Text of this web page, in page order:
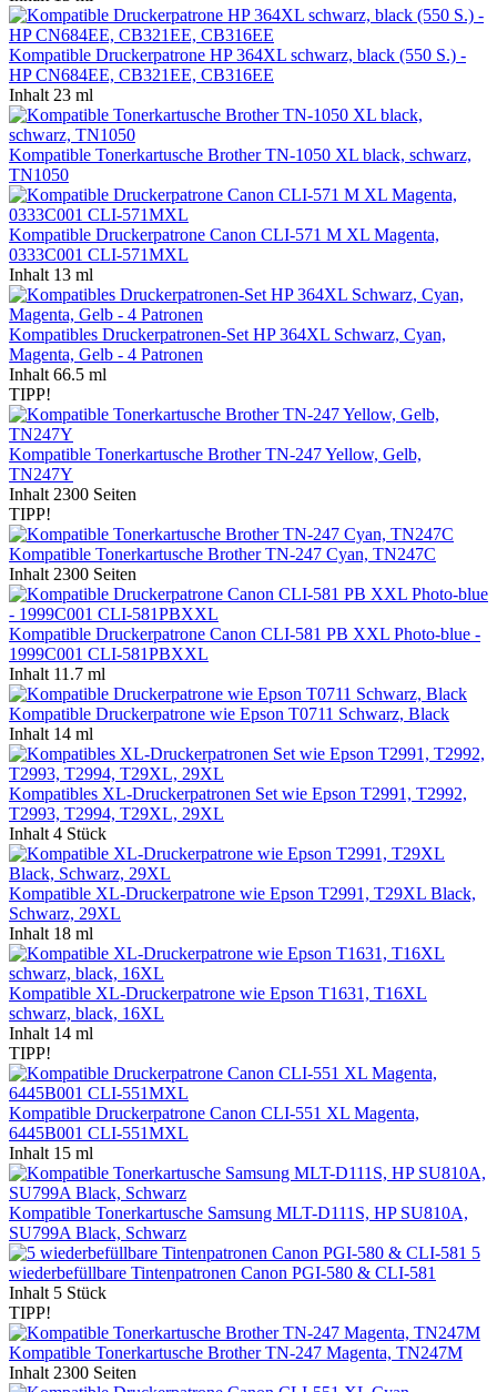
Kompatible Druckerpatrone HP 364XL schwarz, black (550 S.) -
HP CN684EE, CB321EE, CB316EE
Inhalt 23 ml
Kompatible Tonerkartusche Brother TN-1050 XL black, schwarz,
TN1050
Kompatible Druckerpatrone Canon CLI-571 M XL Magenta,
0333C001 CLI-571MXL
Inhalt 13 ml
Kompatibles Druckerpatronen-Set HP 364XL Schwarz, Cyan,
Magenta, Gelb - 4 Patronen
Inhalt 66.5 ml
TIPP!
Kompatible Tonerkartusche Brother TN-247 Yellow, Gelb,
TN247Y
Inhalt 2300 Seiten
TIPP!
Kompatible Tonerkartusche Brother TN-247 Cyan, TN247C
Inhalt 2300 Seiten
Kompatible Druckerpatrone Canon CLI-581 PB XXL Photo-blue -
1999C001 CLI-581PBXXL
Inhalt 11.7 ml
Kompatible Druckerpatrone wie Epson T0711 Schwarz, Black
Inhalt 14 ml
Kompatibles XL-Druckerpatronen Set wie Epson T2991, T2992,
T2993, T2994, T29XL, 29XL
Inhalt 4 Stück
Kompatible XL-Druckerpatrone wie Epson T2991, T29XL Black,
Schwarz, 29XL
Inhalt 18 ml
Kompatible XL-Druckerpatrone wie Epson T1631, T16XL
schwarz, black, 16XL
Inhalt 14 ml
TIPP!
Kompatible Druckerpatrone Canon CLI-551 XL Magenta,
6445B001 CLI-551MXL
Inhalt 15 ml
Kompatible Tonerkartusche Samsung MLT-D111S, HP SU810A,
SU799A Black, Schwarz
5
wiederbefüllbare Tintenpatronen Canon PGI-580 & CLI-581
Inhalt 5 Stück
TIPP!
Kompatible Tonerkartusche Brother TN-247 Magenta, TN247M
Inhalt 2300 Seiten